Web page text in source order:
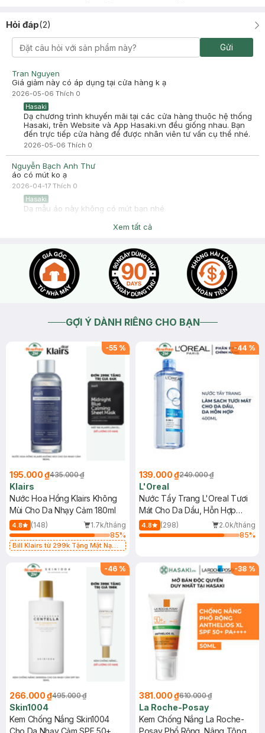
Hỏi đáp(2)
Gửi
Tran Nguyen
Giá giảm này có áp dụng tại cửa hàng k ạ
2026-05-06 Thích 0
Hasaki
Dạ chương trình khuyến mãi tại các cửa hàng thuộc hệ thống
Hasaki, trên Website và App Hasaki.vn đều giống nhau. Bạn
đến trực tiếp cửa hàng để được nhân viên tư vấn cụ thể nhé.
2026-05-06 Thích 0
Nguyễn Bạch Anh Thư
áo có mút ko ạ
2026-04-17 Thích 0
Hasaki
Dạ mẫu áo này không có mút bạn nhé
Xem tất cả
GỢI Ý DÀNH RIÊNG CHO BẠN
-55 %
195.000 ₫435.000 ₫
Klairs
Nước Hoa Hồng Klairs Không
Mùi Cho Da Nhạy Cảm 180ml
4.8 (148)
1.7k/tháng
85%
Bill Klairs từ 299k Tặng Mặt Nạ
25ml (SL Có Hạn)
-44 %
139.000 ₫249.000 ₫
L'Oreal
Nước Tẩy Trang L'Oreal Tươi
Mát Cho Da Dầu, Hỗn Hợp
400ml
4.8 (298)
2.0k/tháng
85%
-46 %
266.000 ₫495.000 ₫
Skin1004
Kem Chống Nắng Skin1004
Cho Da Nhạy Cảm SPF 50+
-38 %
381.000 ₫610.000 ₫
La Roche-Posay
Kem Chống Nắng La Roche-
Posay Phổ Rộng, Nâng Tông